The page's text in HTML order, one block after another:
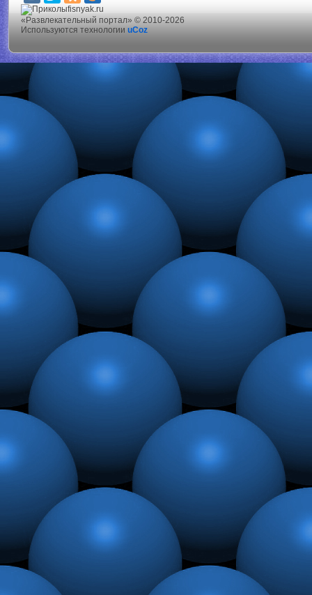
fisnyak.ru
«Развлекательный портал» © 2010-2026
Используются технологии uCoz